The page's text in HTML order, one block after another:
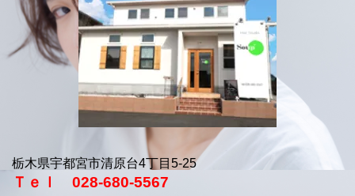
栃木県宇都宮市清原台4丁目5-25
Ｔｅｌ 028-680-5567